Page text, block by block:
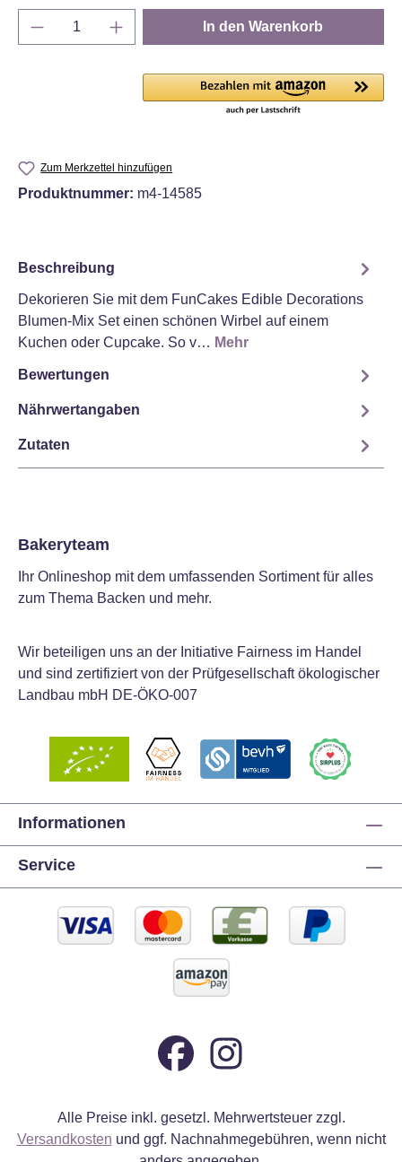
Produkt Anzahl: Gib den gewünschten
In den Warenkorb
Zum Merkzettel hinzufügen
Produktnummer: m4-14585
Beschreibung
Dekorieren Sie mit dem FunCakes Edible Decorations
Blumen-Mix Set einen schönen Wirbel auf einem
Kuchen oder Cupcake. So v… Mehr
Bewertungen
Nährwertangaben
Zutaten
Bakeryteam
Ihr Onlineshop mit dem umfassenden Sortiment für alles
zum Thema Backen und mehr.
Wir beteiligen uns an der Initiative Fairness im Handel
und sind zertifiziert von der Prüfgesellschaft ökologischer
Landbau mbH DE-ÖKO-007
Informationen
Service
Alle Preise inkl. gesetzl. Mehrwertsteuer zzgl.
Versandkosten und ggf. Nachnahmegebühren, wenn nicht